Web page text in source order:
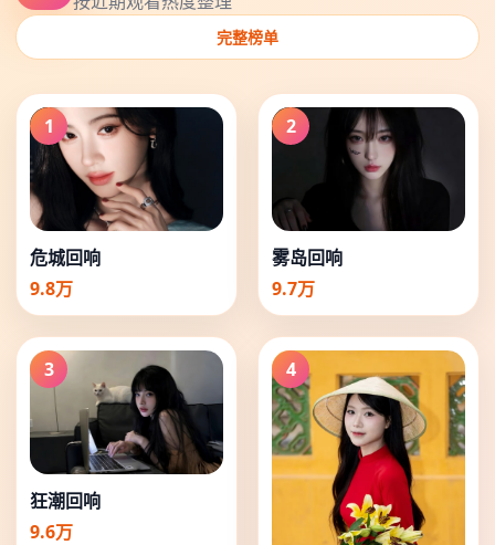
完整榜单
1
危城回响
9.8万
2
雾岛回响
9.7万
3
狂潮回响
9.6万
4